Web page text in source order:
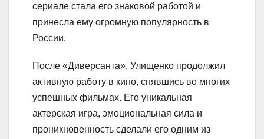
сериале стала его знаковой работой и
принесла ему огромную популярность в
России.
После «Диверсанта», Улищенко продолжил
активную работу в кино, снявшись во многих
успешных фильмах. Его уникальная
актерская игра, эмоциональная сила и
проникновенность сделали его одним из